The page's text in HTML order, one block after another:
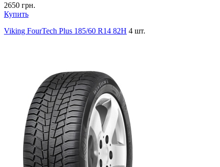
2650 грн.
Купить
Viking FourTech Plus 185/60 R14 82H 4 шт.